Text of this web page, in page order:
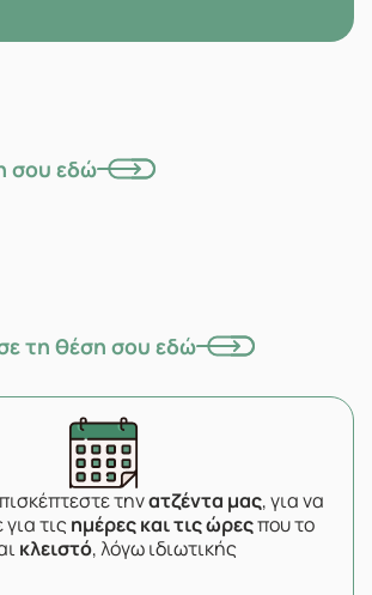
σου εδώ
τη θέση σου εδώ
τηνατζέντα μας, για να
τιςημέρες και τις ώρεςπου το
κλειστό, λόγω ιδιωτικής